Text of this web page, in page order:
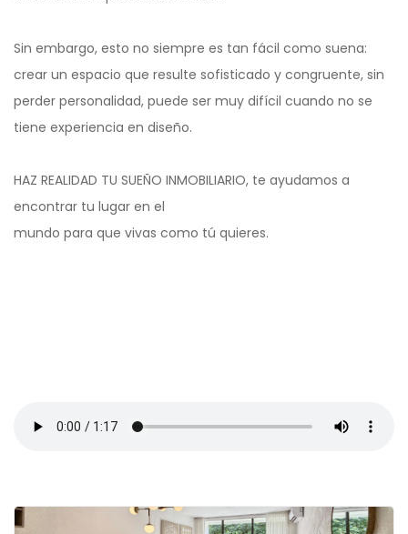
Sin embargo, esto no siempre es tan fácil como suena:
crear un espacio que resulte sofisticado y congruente, sin
perder personalidad, puede ser muy difícil cuando no se
tiene experiencia en diseño.
HAZ REALIDAD TU SUEÑO INMOBILIARIO, te ayudamos a
encontrar tu lugar en el
mundo para que vivas como tú quieres.